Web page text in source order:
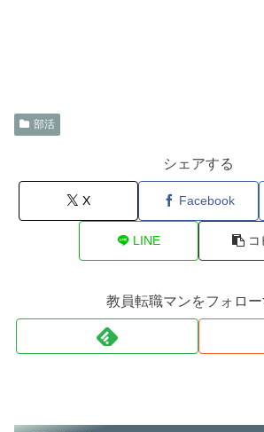
部活
シェアする
X Facebook
LINE コ
教員転職マンをフォロー